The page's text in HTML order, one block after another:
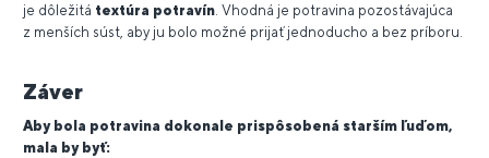
je dôležitá textúra potravín . Vhodná je potravina pozostávajúca
z menších súst, aby ju bolo možné prijať jednoducho a bez príboru.
Záver
Aby bola potravina dokonale prispôsobená starším ľuďom,
mala by byť: